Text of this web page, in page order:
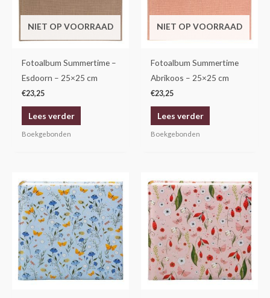
NIET OP VOORRAAD
Fotoalbum Summertime –
Esdoorn – 25×25 cm
€23,25
Lees verder
Boekgebonden
NIET OP VOORRAAD
Fotoalbum Summertime
Abrikoos – 25×25 cm
€23,25
Lees verder
Boekgebonden